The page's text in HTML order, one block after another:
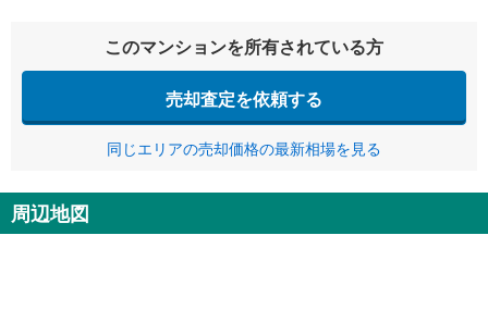
このマンションを所有されている方
売却査定を依頼する
同じエリアの売却価格の最新相場を見る
周辺地図